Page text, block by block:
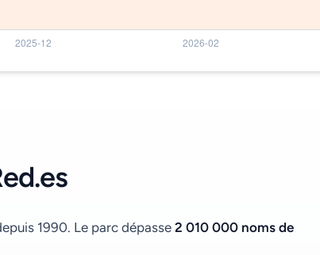
1990. Le parc dépasse 2 010 000 noms de